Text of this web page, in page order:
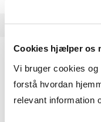
Cookies hjælper os
Vi bruger cookies og
forstå hvordan
relevant information
HA(fil.) -
virksomheder